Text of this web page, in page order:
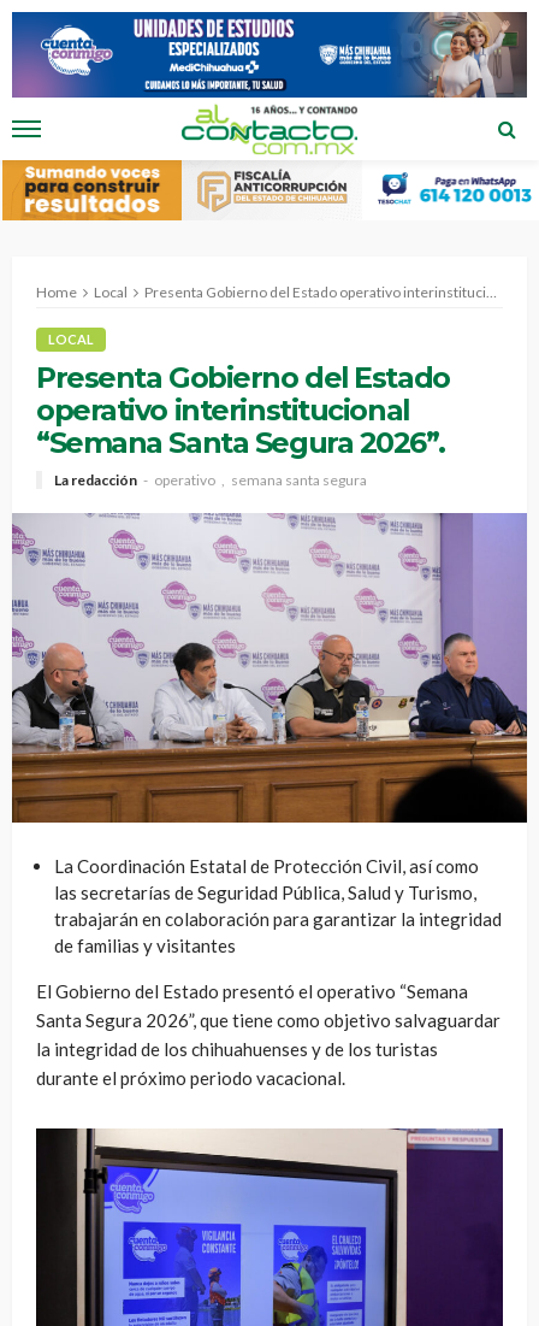
Home Local Presenta Gobierno del Estado operativo interinstitucional “Semana Santa Segura 2026”.
LOCAL
Presenta Gobierno del Estado
operativo interinstitucional
“Semana Santa Segura 2026”.
La redacción operativo semana santa segura
La Coordinación Estatal de Protección Civil, así como
las secretarías de Seguridad Pública, Salud y Turismo,
trabajarán en colaboración para garantizar la integridad
de familias y visitantes
El Gobierno del Estado presentó el operativo “Semana
Santa Segura 2026”, que tiene como objetivo salvaguardar
la integridad de los chihuahuenses y de los turistas
durante el próximo periodo vacacional.